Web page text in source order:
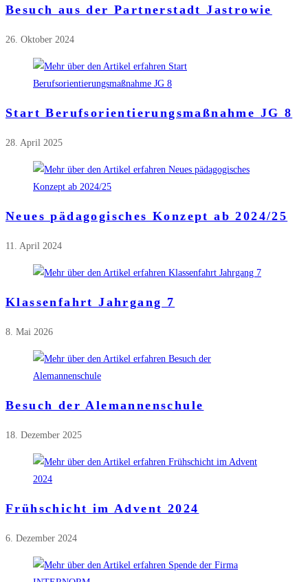
Besuch aus der Partnerstadt Jastrowie
26. Oktober 2024
Start Berufsorientierungsmaßnahme JG 8
28. April 2025
Neues pädagogisches Konzept ab 2024/25
11. April 2024
Klassenfahrt Jahrgang 7
8. Mai 2026
Besuch der Alemannenschule
18. Dezember 2025
Frühschicht im Advent 2024
6. Dezember 2024